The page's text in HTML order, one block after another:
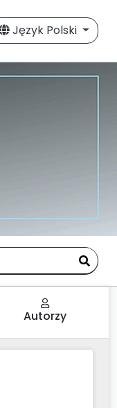
Język Polski
Autorzy